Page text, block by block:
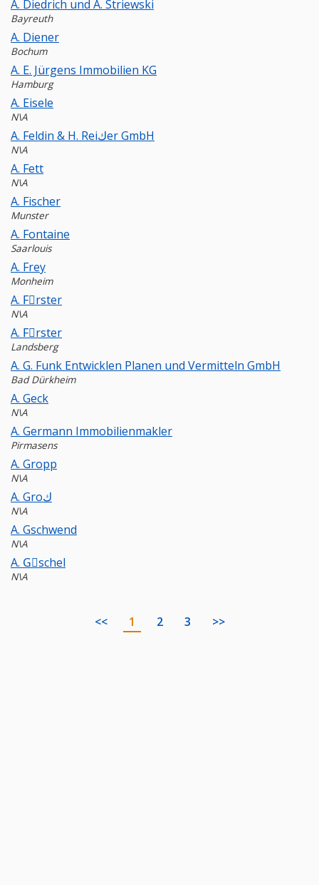
A. Diedrich und A. Striewski
Bayreuth
A. Diener
Bochum
A. E. Jürgens Immobilien KG
Hamburg
A. Eisele
N\A
A. Feldin & H. Reiكer GmbH
N\A
A. Fett
N\A
A. Fischer
Munster
A. Fontaine
Saarlouis
A. Frey
Monheim
A. Fِrster
N\A
A. Fِrster
Landsberg
A. G. Funk Entwicklen Planen und Vermitteln GmbH
Bad Dürkheim
A. Geck
N\A
A. Germann Immobilienmakler
Pirmasens
A. Gropp
N\A
A. Groك
N\A
A. Gschwend
N\A
A. Gِschel
N\A
<< 1 2 3 >>